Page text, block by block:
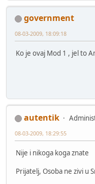
government
08-03-2009, 18:09:18
Ko je ovaj Mod 1 , jel to
autentik
08-03-2009, 18:29:55
Nije i nikoga koga znate
Prijatelj, Osoba ne zivi u